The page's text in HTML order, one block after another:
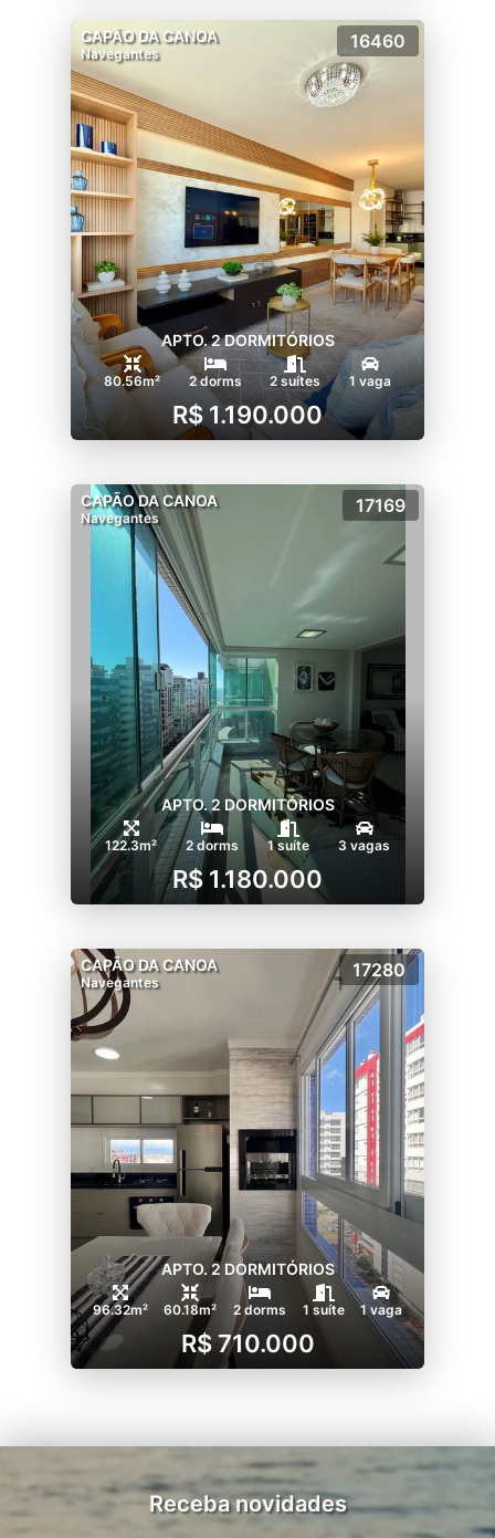
CAPÃO DA CANOA
Navegantes
16460
APTO. 2 DORMITÓRIOS
80.56m² 2 dorms 2 suítes 1 vaga
R$ 1.190.000
CAPÃO DA CANOA
Navegantes
17169
APTO. 2 DORMITÓRIOS
122.3m² 2 dorms 1 suíte 3 vagas
R$ 1.180.000
CAPÃO DA CANOA
Navegantes
17280
APTO. 2 DORMITÓRIOS
96.32m² 60.18m² 2 dorms 1 suíte 1 vaga
R$ 710.000
Receba novidades